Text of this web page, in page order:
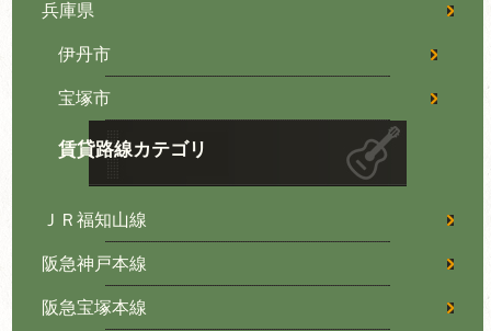
兵庫県
伊丹市
宝塚市
賃貸路線カテゴリ
ＪＲ福知山線
阪急神戸本線
阪急宝塚本線